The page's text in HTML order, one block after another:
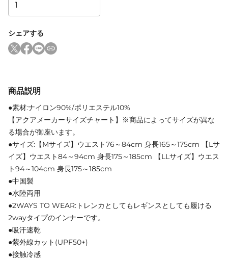
シェアする
商品説明
●素材:ナイロン90%/ポリエステル10%
【アクアメーカーサイズチャート】※商品によってサイズが異な
る場合が御座います。
●サイズ:【Mサイズ】ウエスト76～84cm 身長165～175cm 【Lサ
イズ】ウエスト84～94cm 身長175～185cm 【LLサイズ】ウエス
ト94～104cm 身長175～185cm
●中国製
●水陸両用
●2WAYS TO WEAR:トレンカとしてもレギンスとしても履ける
2wayタイプのインナーです。
●吸汗速乾
●紫外線カット(UPF50+)
●接触冷感